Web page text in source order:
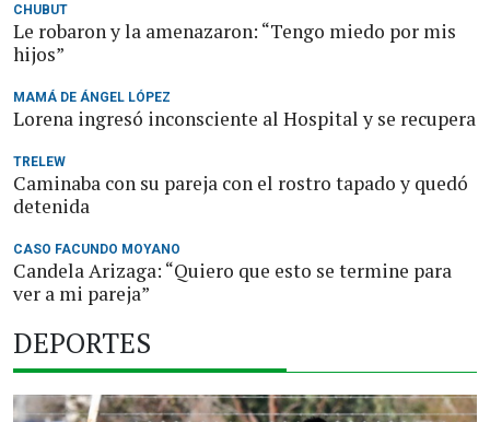
CHUBUT
Le robaron y la amenazaron: “Tengo miedo por mis
hijos”
MAMÁ DE ÁNGEL LÓPEZ
Lorena ingresó inconsciente al Hospital y se recupera
TRELEW
Caminaba con su pareja con el rostro tapado y quedó
detenida
CASO FACUNDO MOYANO
Candela Arizaga: “Quiero que esto se termine para
ver a mi pareja”
DEPORTES